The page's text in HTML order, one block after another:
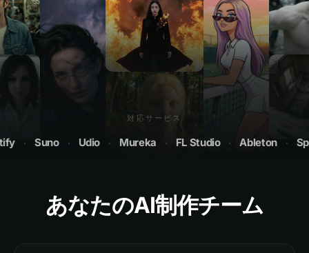
対応サービス
· Suno · Udio · Mureka · FL Studio · Ableton ·
あなたのAI制作チーム